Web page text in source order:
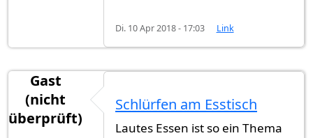
Di. 10 Apr 2018 - 17:03 Link
Gast
(nicht
überprüft)
Schlürfen am Esstisch
Lautes Essen ist so ein Thema